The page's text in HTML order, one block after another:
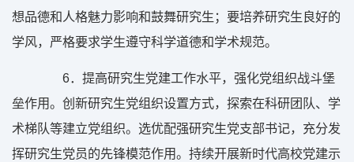
想品德和人格魅力影响和鼓舞研究生；要培养研究生良好的
学风，严格要求学生遵守科学道德和学术规范。
6．提高研究生党建工作水平，强化党组织战斗堡
垒作用。创新研究生党组织设置方式，探索在科研团队、学
术梯队等建立党组织。选优配强研究生党支部书记，充分发
挥研究生党员的先锋模范作用。持续开展新时代高校党建示